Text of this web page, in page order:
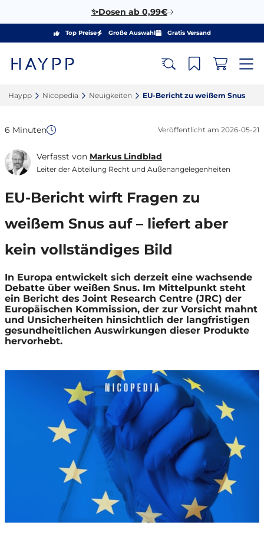
✨Dosen ab 0,99€
Top Preise Große Auswahl Gratis Versand
Haypp‎ Nicopedia‎ Neuigkeiten‎ EU-Bericht zu weißem Snus‎
6 Minuten Veröffentlicht am 2026-05-21
Verfasst von Markus Lindblad
Leiter der Abteilung Recht und Außenangelegenheiten
EU-Bericht wirft Fragen zu
weißem Snus auf – liefert aber
kein vollständiges Bild
In Europa entwickelt sich derzeit eine wachsende
Debatte über weißen Snus. Im Mittelpunkt steht
ein Bericht des Joint Research Centre (JRC) der
Europäischen Kommission, der zur Vorsicht mahnt
und Unsicherheiten hinsichtlich der langfristigen
gesundheitlichen Auswirkungen dieser Produkte
hervorhebt.